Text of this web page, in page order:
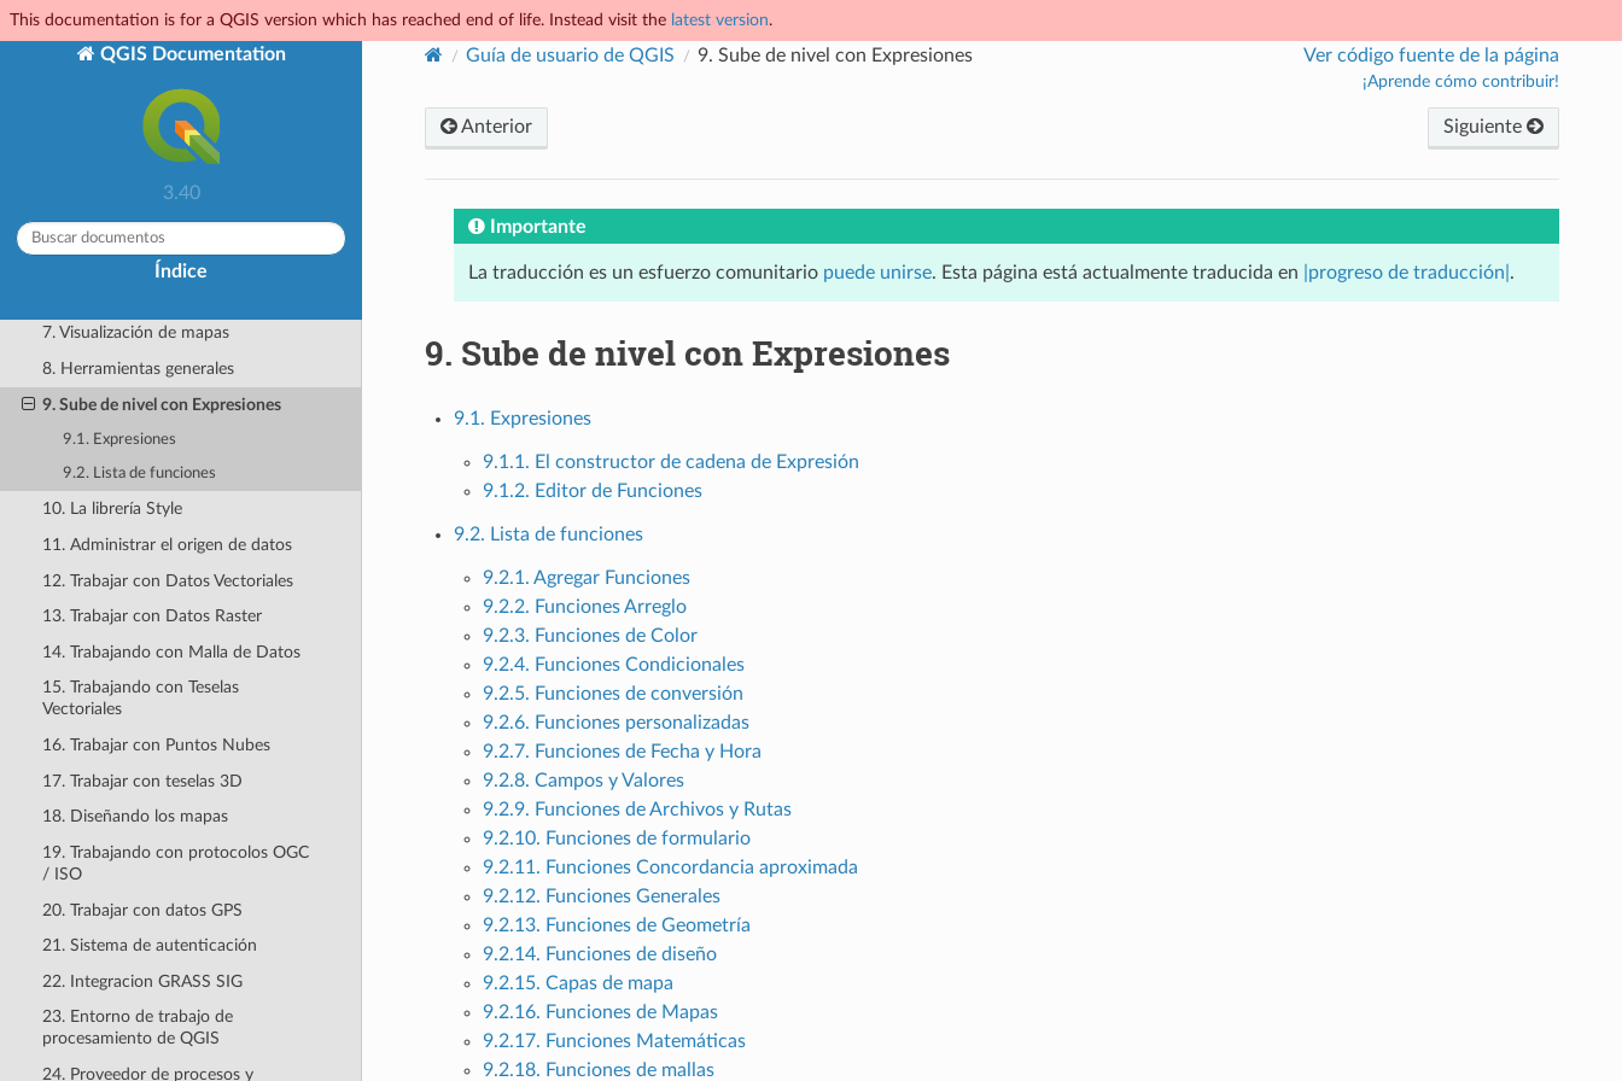
This documentation is for a QGIS version which has reached end of life. Instead visit the latest version.
QGIS Documentation
3.40
Índice
Guía del usuario/Manual de QGIS
Desktop (QGIS 3.40)
1. Comenzando
2. Trabajando con Archivos de
4. El panel Navegador
5. Configuración QGIS
7. Visualización de mapas
8. Herramientas generales
9. Sube de nivel con Expresiones
9.1. Expresiones
9.2. Lista de funciones
10. La librería Style
11. Administrar el origen de datos
12. Trabajar con Datos Vectoriales
13. Trabajar con Datos Raster
14. Trabajando con Malla de Datos
15. Trabajando con Teselas
Vectoriales
16. Trabajar con Puntos Nubes
17. Trabajar con teselas 3D
18. Diseñando los mapas
19. Trabajando con protocolos OGC
/ ISO
20. Trabajar con datos GPS
21. Sistema de autenticación
22. Integracion GRASS SIG
23. Entorno de trabajo de
procesamiento de QGIS
24. Proveedor de procesos y
Guía de usuario de QGIS 9. Sube de nivel con Expresiones Ver código fuente de la página
¡Aprende cómo contribuir!
Anterior Siguiente
Importante
La traducción es un esfuerzo comunitario puede unirse. Esta página está actualmente traducida en |progreso de traducción| .
9. Sube de nivel con Expresiones
9.1. Expresiones
9.1.1. El constructor de cadena de Expresión
9.1.2. Editor de Funciones
9.2. Lista de funciones
9.2.1. Agregar Funciones
9.2.2. Funciones Arreglo
9.2.3. Funciones de Color
9.2.4. Funciones Condicionales
9.2.5. Funciones de conversión
9.2.6. Funciones personalizadas
9.2.7. Funciones de Fecha y Hora
9.2.8. Campos y Valores
9.2.9. Funciones de Archivos y Rutas
9.2.10. Funciones de formulario
9.2.11. Funciones Concordancia aproximada
9.2.12. Funciones Generales
9.2.13. Funciones de Geometría
9.2.14. Funciones de diseño
9.2.15. Capas de mapa
9.2.16. Funciones de Mapas
9.2.17. Funciones Matemáticas
9.2.18. Funciones de mallas